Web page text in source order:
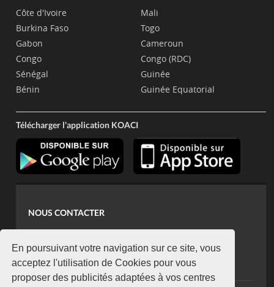
En poursuivant votre navigation sur ce site, vous
acceptez l'utilisation de Cookies pour vous
proposer des publicités adaptées à vos centres
Côte d'Ivoire
Burkina Faso
Gabon
Congo
Sénégal
Bénin
Mali
Togo
Cameroun
Congo (RDC)
Guinée
Guinée Equatorial
Télécharger l'application KOACI
NOUS CONTACTER
koaci@yahoo.fr
+225 07 08 85 52 93